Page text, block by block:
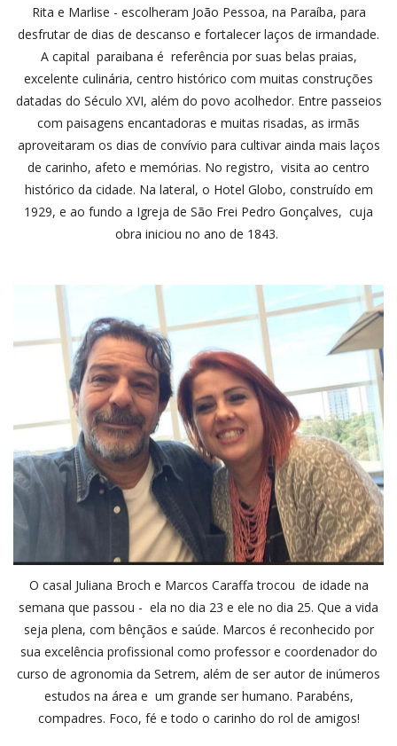
Rita e Marlise - escolheram João Pessoa, na Paraíba, para
desfrutar de dias de descanso e fortalecer laços de irmandade.
A capital paraibana é referência por suas belas praias,
excelente culinária, centro histórico com muitas construções
datadas do Século XVI, além do povo acolhedor. Entre passeios
com paisagens encantadoras e muitas risadas, as irmãs
aproveitaram os dias de convívio para cultivar ainda mais laços
de carinho, afeto e memórias. No registro, visita ao centro
histórico da cidade. Na lateral, o Hotel Globo, construído em
1929, e ao fundo a Igreja de São Frei Pedro Gonçalves, cuja
obra iniciou no ano de 1843.
O casal Juliana Broch e Marcos Caraffa trocou de idade na
semana que passou - ela no dia 23 e ele no dia 25. Que a vida
seja plena, com bênçãos e saúde. Marcos é reconhecido por
sua excelência profissional como professor e coordenador do
curso de agronomia da Setrem, além de ser autor de inúmeros
estudos na área e um grande ser humano. Parabéns,
compadres. Foco, fé e todo o carinho do rol de amigos!